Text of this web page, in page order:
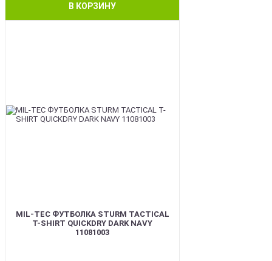
В КОРЗИНУ
MIL-TEC ФУТБОЛКА STURM TACTICAL
T-SHIRT QUICKDRY DARK NAVY
11081003